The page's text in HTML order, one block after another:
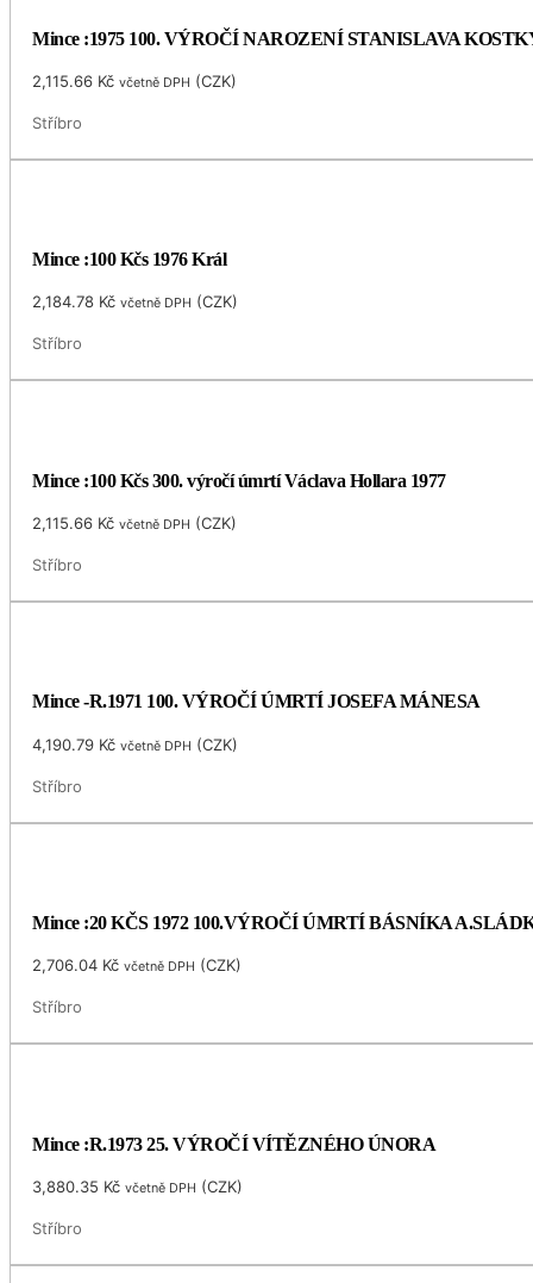
Mince :1975 100. VÝROČÍ NAROZENÍ STANISLAVA
2,115.66 Kč včetně DPH (CZK)
Stříbro
Mince :100 Kčs 1976 Král
2,184.78 Kč včetně DPH (CZK)
Stříbro
Mince :100 Kčs 300. výročí úmrtí Václava Hollara 1977
2,115.66 Kč včetně DPH (CZK)
Stříbro
Mince -R.1971 100. VÝROČÍ ÚMRTÍ JOSEFA MÁNESA
4,190.79 Kč včetně DPH (CZK)
Stříbro
Mince :20 KČS 1972 100.VÝROČÍ ÚMRTÍ BÁSNÍKA
2,706.04 Kč včetně DPH (CZK)
Stříbro
Mince :R.1973 25. VÝROČÍ VÍTĚZNÉHO ÚNORA
3,880.35 Kč včetně DPH (CZK)
Stříbro